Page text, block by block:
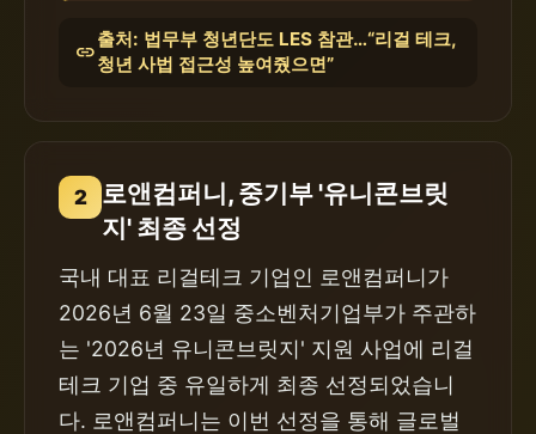
link
출처: 법무부 청년단도 LES 참관…“리걸 테크,
청년 사법 접근성 높여줬으면”
2
로앤컴퍼니, 중기부 '유니콘브릿
지' 최종 선정
국내 대표 리걸테크 기업인 로앤컴퍼니가
2026년 6월 23일 중소벤처기업부가 주관하
는 '2026년 유니콘브릿지' 지원 사업에 리걸
테크 기업 중 유일하게 최종 선정되었습니
다. 로앤컴퍼니는 이번 선정을 통해 글로벌